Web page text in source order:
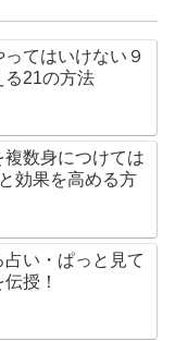
てはいけない９
る21の方法
数身につけては
効果を高める方
い・ぱっと見て
授！